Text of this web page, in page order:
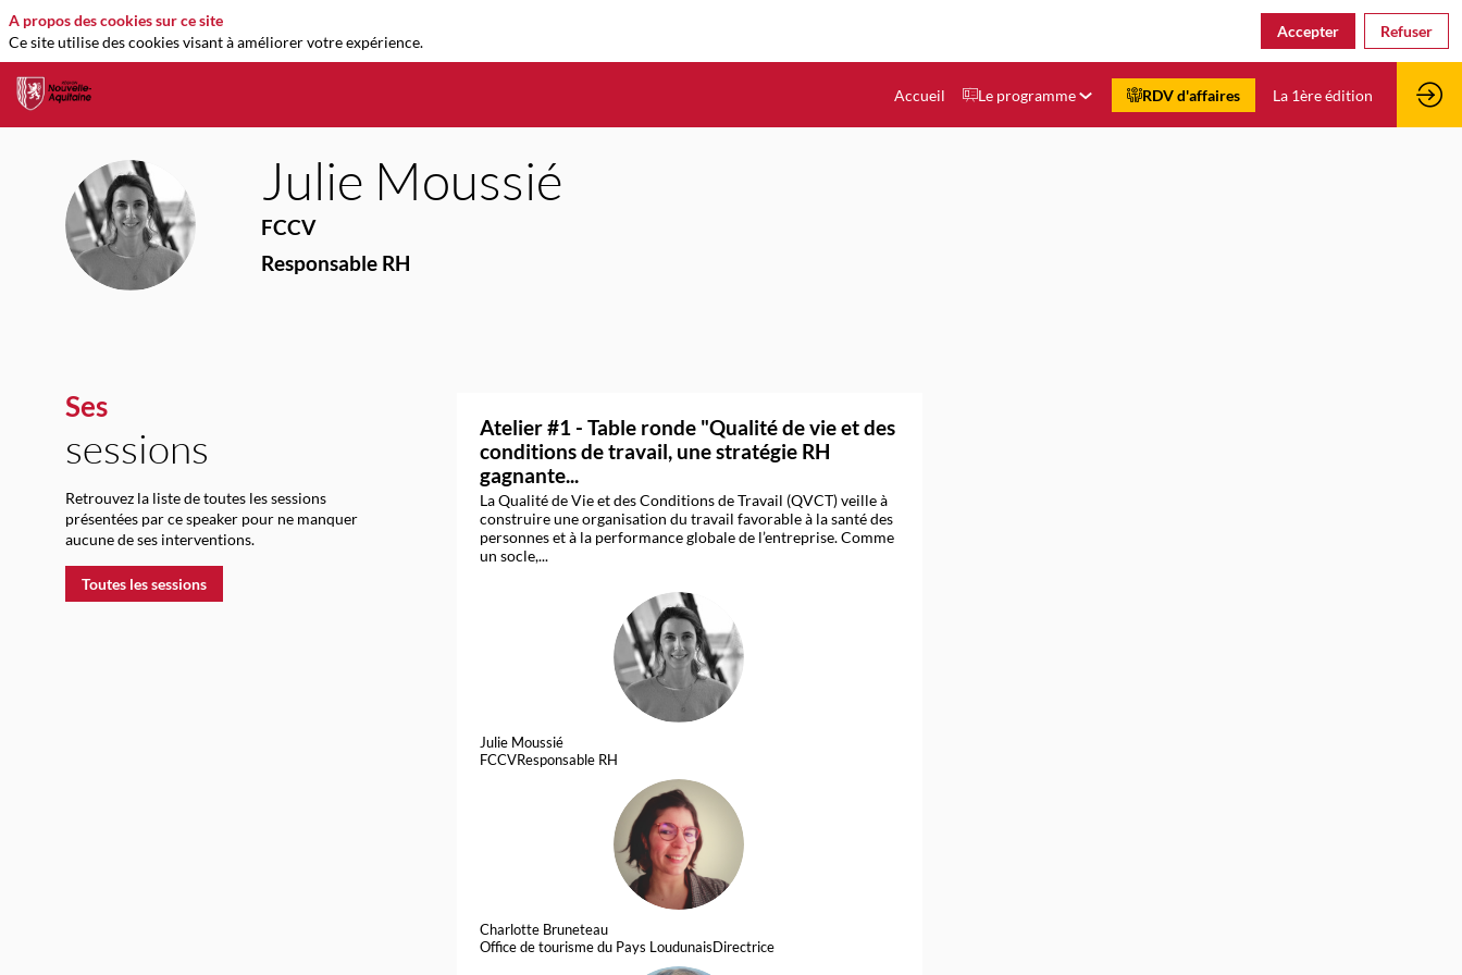
Accueil Le programme RDV d'affaires La 1ère édition
JM
Julie Moussié
FCCV
Responsable RH
Ses
sessions
Retrouvez la liste de toutes les sessions
présentées par ce speaker pour ne manquer
aucune de ses interventions.
Toutes les sessions
Atelier #1 - Table ronde "Qualité de vie et des
conditions de travail, une stratégie RH
gagnante...
La Qualité de Vie et des Conditions de Travail (QVCT) veille à
construire une organisation du travail favorable à la santé des
personnes et à la performance globale de l’entreprise. Comme
un socle,...
JM
Julie Moussié
FCCVResponsable RH
CB
Charlotte Bruneteau
Office de tourisme du Pays LoudunaisDirectrice
A propos des cookies sur ce site
Ce site utilise des cookies visant à améliorer votre expérience.
Accepter Refuser